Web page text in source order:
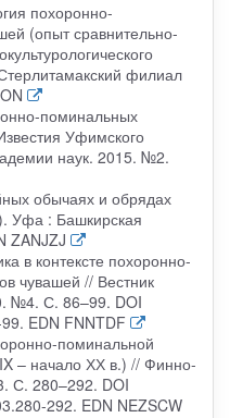
похоронно-
(опыт сравнительно-
филиал
поминальных
Уфимского
наук. 2015. №2.
обычаях и обрядах
Уфа : Башкирская
ZANJZJ
в контексте похоронно-
чувашей // Вестник
№4. С. 86–99. DOI
EDN FNNTDF
поминальной
– начало ХХ в.) // Финно-
С. 280–292. DOI
292. EDN NEZSCW